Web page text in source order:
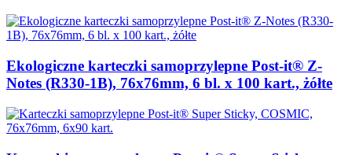
Ekologiczne karteczki samoprzylepne Post-it® Z-
Notes (R330-1B), 76x76mm, 6 bl. x 100 kart., żółte